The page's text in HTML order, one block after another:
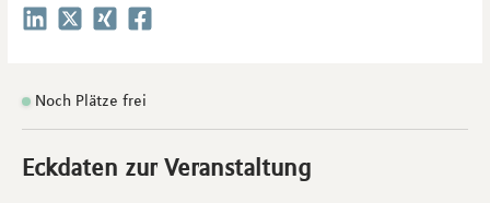
Noch Plätze frei
Eckdaten zur Veranstaltung